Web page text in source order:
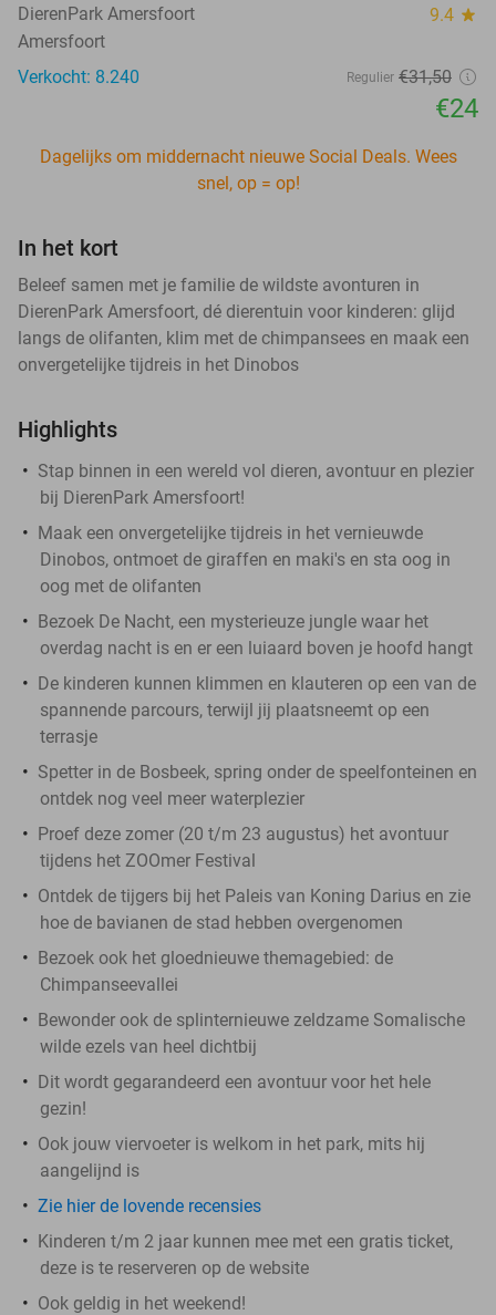
DierenPark Amersfoort 9.4 star
Amersfoort
Verkocht: 8.240
Regulier €31,50
€24
Dagelijks om middernacht nieuwe Social Deals. Wees
snel, op = op!
In het kort
Beleef samen met je familie de wildste avonturen in
DierenPark Amersfoort, dé dierentuin voor kinderen: glijd
langs de olifanten, klim met de chimpansees en maak een
onvergetelijke tijdreis in het Dinobos
Highlights
Stap binnen in een wereld vol dieren, avontuur en plezier
bij DierenPark Amersfoort!
Maak een onvergetelijke tijdreis in het vernieuwde
Dinobos, ontmoet de giraffen en maki's en sta oog in
oog met de olifanten
Bezoek De Nacht, een mysterieuze jungle waar het
overdag nacht is en er een luiaard boven je hoofd hangt
De kinderen kunnen klimmen en klauteren op een van de
spannende parcours, terwijl jij plaatsneemt op een
terrasje
Spetter in de Bosbeek, spring onder de speelfonteinen en
ontdek nog veel meer waterplezier
​Proef deze zomer (20 t/m 23 augustus) het avontuur
tijdens het ZOOmer Festival
Ontdek de tijgers bij het Paleis van Koning Darius en zie
hoe de bavianen de stad hebben overgenomen
Bezoek ook het gloednieuwe themagebied: de
Chimpanseevallei
Bewonder ook de splinternieuwe zeldzame Somalische
wilde ezels van heel dichtbij
Dit wordt gegarandeerd een avontuur voor het hele
gezin!
Ook jouw viervoeter is welkom in het park, mits hij
aangelijnd is
Zie hier de lovende recensies
Kinderen t/m 2 jaar kunnen mee met een gratis ticket,
deze is te reserveren op de website
Ook geldig in het weekend!